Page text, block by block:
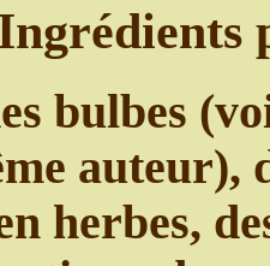
bulbes
auteur),
herbes,